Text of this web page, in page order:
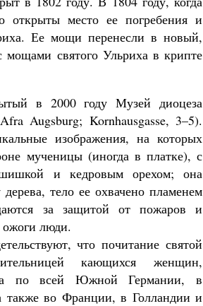
открыты место ее погребения и
Ее мощи перенесли в новый,
мощами святого Ульриха в крипте
в 2000 году Музей диоцеза
Augsburg; Kornhausgasse, 3–5).
изображения, на которых
мученицы (иногда в платке), с
и кедровым орехом; она
тело ее охвачено пламенем
за защитой от пожаров и
люди.
что почитание святой
кающихся женщин,
по всей Южной Германии, в
также во Франции, в Голландии и